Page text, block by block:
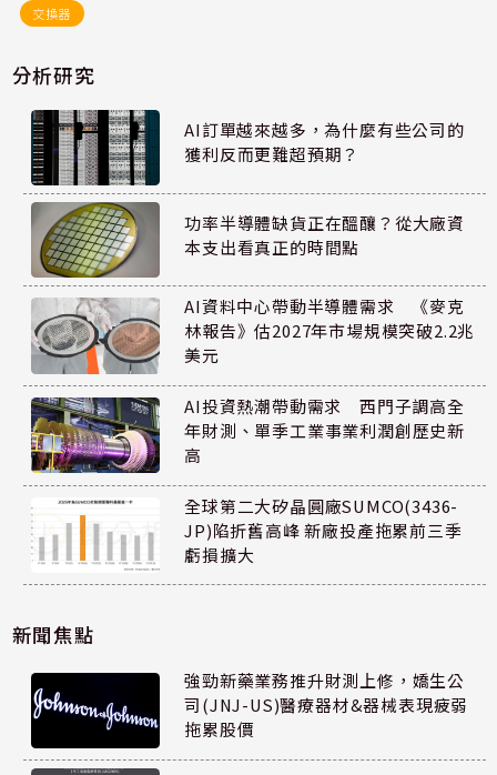
交換器
分析研究
AI訂單越來越多，為什麼有些公司的
獲利反而更難超預期？
功率半導體缺貨正在醞釀？從大廠資
本支出看真正的時間點
AI資料中心帶動半導體需求 《麥克
林報告》估2027年市場規模突破2.2兆
美元
AI投資熱潮帶動需求 西門子調高全
年財測、單季工業事業利潤創歷史新
高
全球第二大矽晶圓廠SUMCO(3436-
JP)陷折舊高峰 新廠投產拖累前三季
虧損擴大
新聞焦點
強勁新藥業務推升財測上修，嬌生公
司(JNJ-US)醫療器材&器械表現疲弱
拖累股價